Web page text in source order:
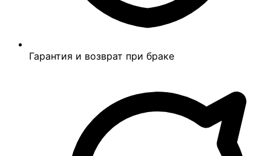
Гарантия и возврат при браке